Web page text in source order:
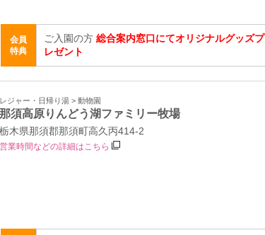
会員
特典
ご入園の方 総合案内窓口にてオリジナルグッズプ
レゼント
レジャー・日帰り湯 > 動物園
那須高原りんどう湖ファミリー牧場
栃木県那須郡那須町高久丙414‐2
営業時間などの詳細はこちら